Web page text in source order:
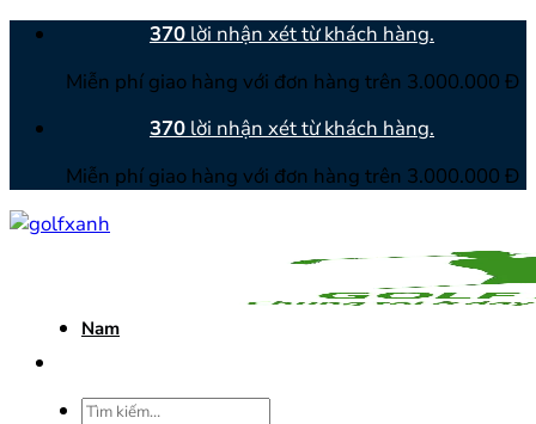
370 lời nhận xét từ khách hàng.
Miễn phí giao hàng với đơn hàng trên 3.000.000 Đ
370 lời nhận xét từ khách hàng.
Miễn phí giao hàng với đơn hàng trên 3.000.000 Đ
Tìm
Nam